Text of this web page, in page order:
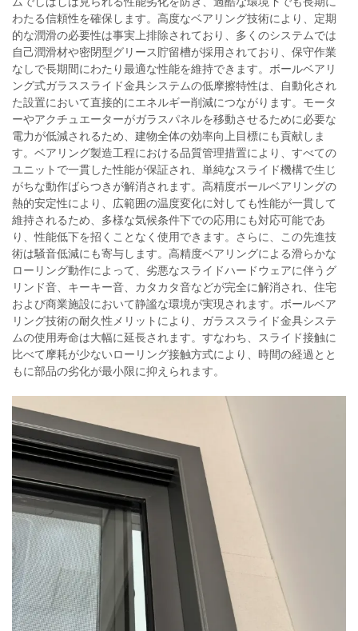
わたる信頼性を確保します。高度なベアリング技術により、定期
的な潤滑の必要性は事実上排除されており、多くのシステムでは
自己潤滑材や密閉型グリース貯留槽が採用されており、保守作業
なしで長期間にわたり最適な性能を維持できます。ボールベアリ
ング式ガラススライド金具システムの低摩擦特性は、自動化され
た設置において直接的にエネルギー削減につながります。モータ
ーやアクチュエーターがガラスパネルを移動させるために必要な
電力が低減されるため、建物全体の効率向上目標にも貢献しま
す。ベアリング製造工程における品質管理措置により、すべての
ユニットで一貫した性能が保証され、単純なスライド機構で生じ
がちな動作ばらつきが解消されます。高精度ボールベアリングの
熱的安定性により、広範囲の温度変化に対しても性能が一貫して
維持されるため、多様な気候条件下での応用にも対応可能であ
り、性能低下を招くことなく使用できます。さらに、この先進技
術は騒音低減にも寄与します。高精度ベアリングによる滑らかな
ローリング動作によって、劣悪なスライドハードウェアに伴うグ
リンド音、キーキー音、カタカタ音などが完全に解消され、住宅
および商業施設において静謐な環境が実現されます。ボールベア
リング技術の耐久性メリットにより、ガラススライド金具システ
ムの使用寿命は大幅に延長されます。すなわち、スライド接触に
比べて摩耗が少ないローリング接触方式により、時間の経過とと
もに部品の劣化が最小限に抑えられます。